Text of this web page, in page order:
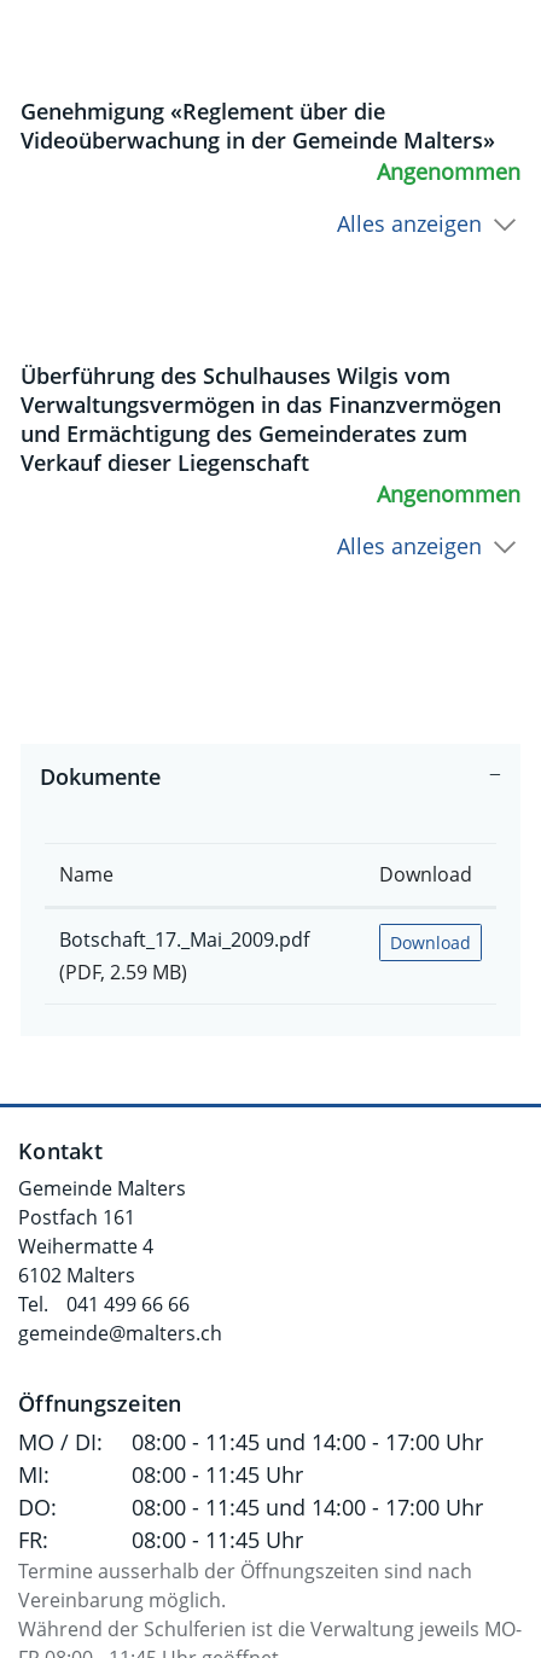
Genehmigung «Reglement über die
Videoüberwachung in der Gemeinde Malters»
Angenommen
Alles anzeigen
Überführung des Schulhauses Wilgis vom
Verwaltungsvermögen in das Finanzvermögen
und Ermächtigung des Gemeinderates zum
Verkauf dieser Liegenschaft
Angenommen
Alles anzeigen
Dokumente
Name Download
Botschaft_17._Mai_2009.pdf
(PDF, 2.59 MB)
Download
Fusszeile
Kontakt
Gemeinde Malters
Postfach 161
Weihermatte 4
6102 Malters
Tel.
041 499 66 66
gemeinde@malters.ch
Öffnungszeiten
MO / DI:
08:00 - 11:45 und 14:00 - 17:00 Uhr
MI:
08:00 - 11:45 Uhr
DO:
08:00 - 11:45 und 14:00 - 17:00 Uhr
FR:
08:00 - 11:45 Uhr
Termine ausserhalb der Öffnungszeiten sind nach
Vereinbarung möglich.
Während der Schulferien ist die Verwaltung jeweils MO-